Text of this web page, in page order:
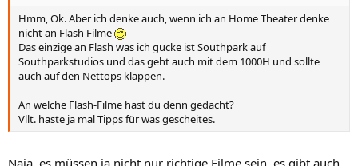
Hmm, Ok. Aber ich denke auch, wenn ich an Home Theater denke
nicht an Flash Filme
Das einzige an Flash was ich gucke ist Southpark auf
Southparkstudios und das geht auch mit dem 1000H und sollte
auch auf den Nettops klappen.
An welche Flash-Filme hast du denn gedacht?
Vllt. haste ja mal Tipps für was gescheites.
Naja, es müssen ja nicht nur richtige Filme sein, es gibt auch